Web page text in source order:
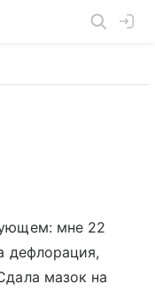
мне 22
дефлорация,
мазок на